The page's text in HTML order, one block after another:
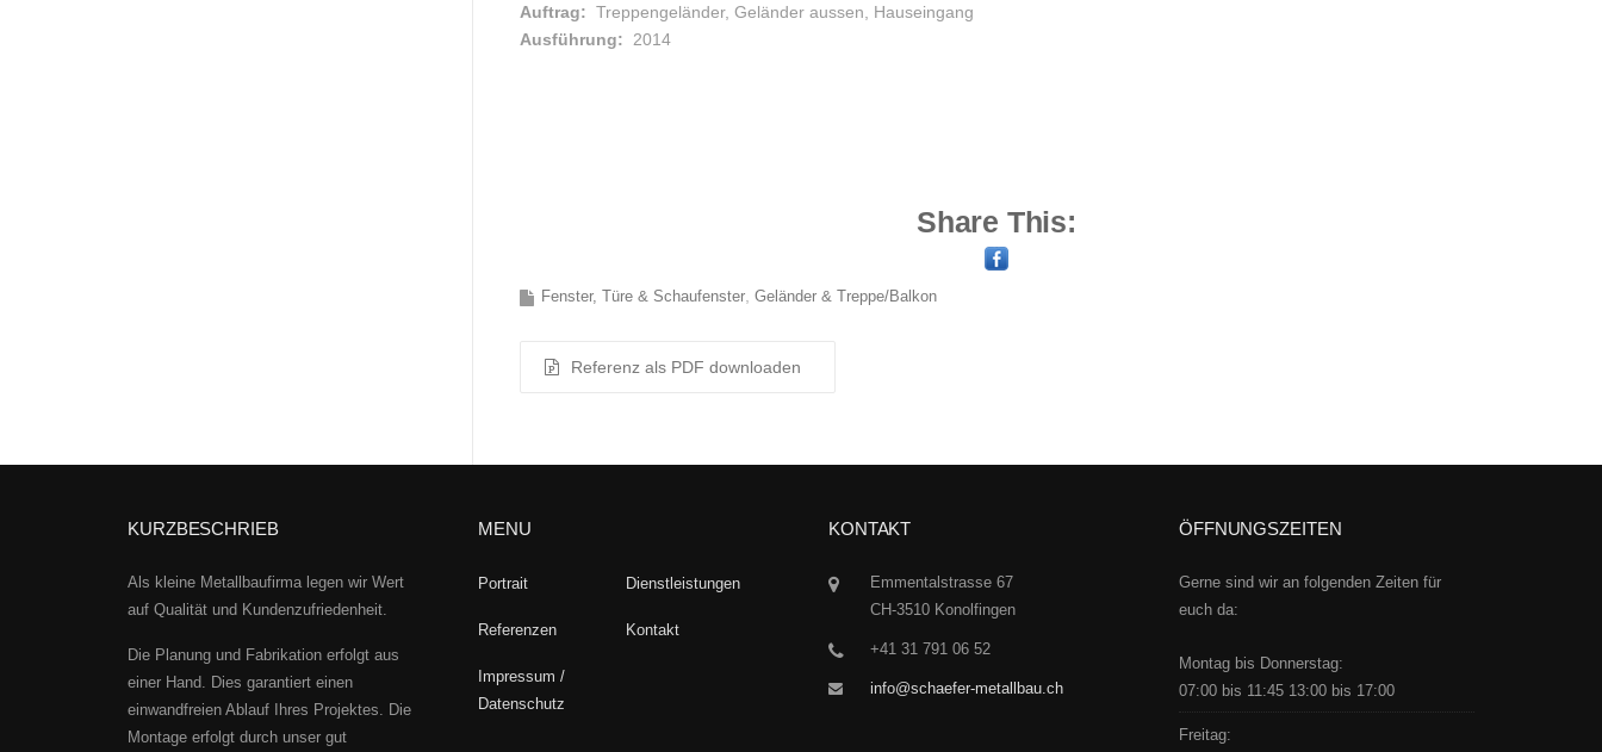
Auftrag: Treppengeländer, Geländer aussen, Hauseingang
Ausführung: 2014
Share This:
Fenster, Türe & Schaufenster Geländer & Treppe/Balkon
KURZBESCHRIEB
Als kleine Metallbaufirma legen wir Wert
auf Qualität und Kundenzufriedenheit.
Die Planung und Fabrikation erfolgt aus
einer Hand. Dies garantiert einen
einwandfreien Ablauf Ihres Projektes. Die
Montage erfolgt durch unser gut
MENU
Portrait Dienstleistungen
Referenzen Kontakt
Impressum /
Datenschutz
KONTAKT
Emmentalstrasse 67
CH-3510 Konolfingen
+41 31 791 06 52
info@schaefer-metallbau.ch
ÖFFNUNGSZEITEN
Gerne sind wir an folgenden Zeiten für
euch da:
Montag bis Donnerstag:
07:00 bis 11:45 13:00 bis 17:00
Freitag: